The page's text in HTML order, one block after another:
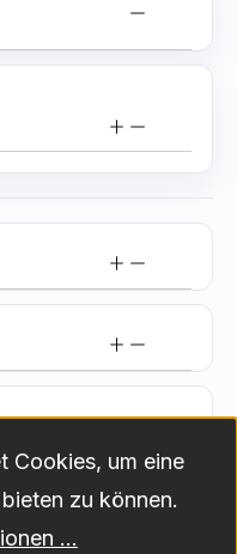
zzgl.
Cookies, um eine
zu können.
...